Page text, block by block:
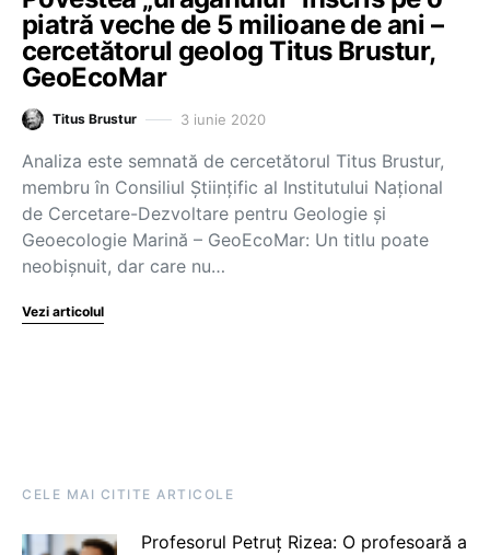
piatră veche de 5 milioane de ani –
cercetătorul geolog Titus Brustur,
GeoEcoMar
Titus Brustur 3 iunie 2020
Analiza este semnată de cercetătorul Titus Brustur,
membru în Consiliul Științific al Institutului Național
de Cercetare-Dezvoltare pentru Geologie și
Geoecologie Marină – GeoEcoMar: Un titlu poate
neobișnuit, dar care nu…
Vezi articolul
CELE MAI CITITE ARTICOLE
Profesorul Petruț Rizea: O profesoară a